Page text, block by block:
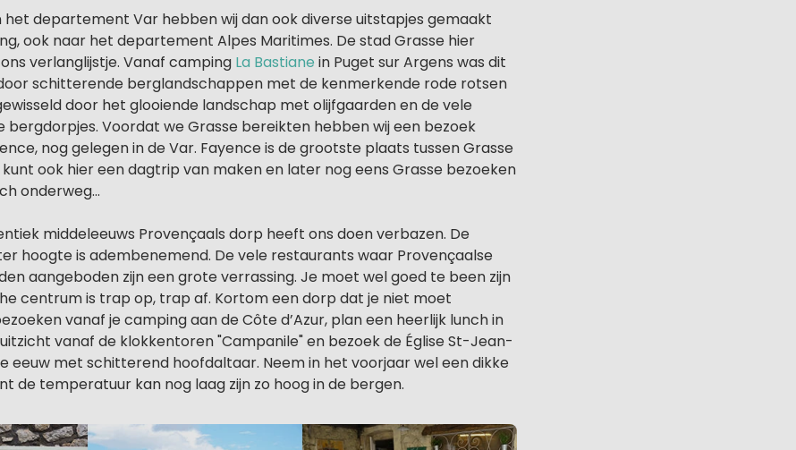
het departement Var hebben wij dan ook diverse uitstapjes gemaakt
ook naar het departement Alpes Maritimes. De stad Grasse hier
verlanglijstje. Vanaf camping La Bastiane in Puget sur Argens was dit
schitterende berglandschappen met de kenmerkende rode rotsen
door het glooiende landschap met olijfgaarden en de vele
bergdorpjes. Voordat we Grasse bereikten hebben wij een bezoek
nog gelegen in de Var. Fayence is de grootste plaats tussen Grasse
ook hier een dagtrip van maken en later nog eens Grasse bezoeken
onderweg...
middeleeuws Provençaals dorp heeft ons doen verbazen. De
hoogte is adembenemend. De vele restaurants waar Provençaalse
aangeboden zijn een grote verrassing. Je moet wel goed te been zijn
centrum is trap op, trap af. Kortom een dorp dat je niet moet
vanaf je camping aan de Côte d’Azur, plan een heerlijk lunch in
vanaf de klokkentoren "Campanile" en bezoek de Église St-Jean-
eeuw met schitterend hoofdaltaar. Neem in het voorjaar wel een dikke
de temperatuur kan nog laag zijn zo hoog in de bergen.